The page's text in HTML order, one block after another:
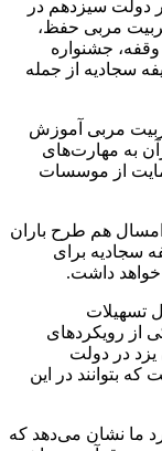
دولت سیزدهم در
مربی حفظ،
وقفه، جشنواره
سجادیه از جمله
مربی آموزش
به مهارت‌های
از موسسات
هم طرح باران
سجادیه برای
خواهد داشت.
۵۰ میلیارد ریال تسهیلات
از رویکردهای
یزد در دولت
بتوانند در این
ما نشان می‌دهد که